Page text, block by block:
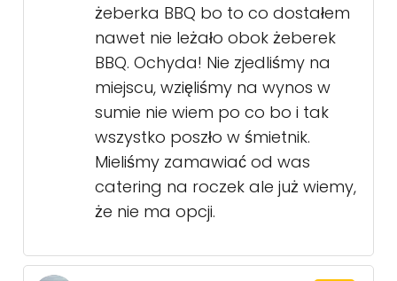
żeberka BBQ bo to co dostałem
nawet nie leżało obok żeberek
BBQ. Ochyda! Nie zjedliśmy na
miejscu, wzięliśmy na wynos w
sumie nie wiem po co bo i tak
wszystko poszło w śmietnik.
Mieliśmy zamawiać od was
catering na roczek ale już wiemy,
że nie ma opcji.